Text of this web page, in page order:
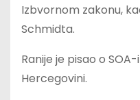
Izbvornom zakonu,
Schmidta.
Ranije je pisao o
Hercegovini.